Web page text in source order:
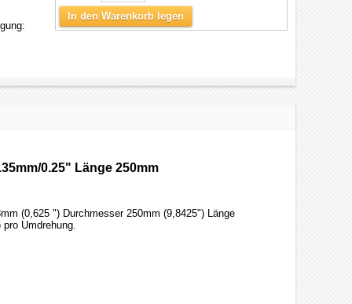
In den Warenkorb legen
0.25" Länge 250mm
(0,625 ") Durchmesser 250mm (9,8425") Länge
Umdrehung.